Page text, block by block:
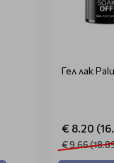
Гел лак
€ 8.20
€ 9.66